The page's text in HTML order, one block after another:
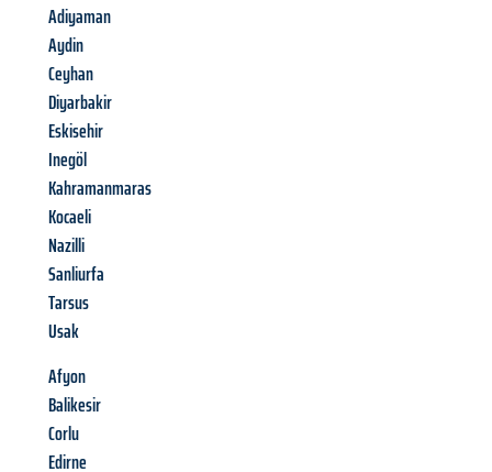
Adiyaman
Aydin
Ceyhan
Diyarbakir
Eskisehir
Inegöl
Kahramanmaras
Kocaeli
Nazilli
Sanliurfa
Tarsus
Usak
Afyon
Balikesir
Corlu
Edirne